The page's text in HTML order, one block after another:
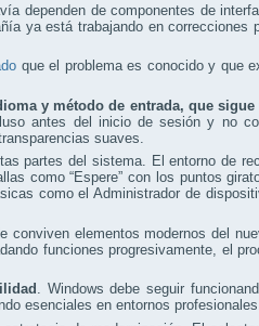
dependen de componentes de
ya está trabajando en correcciones
que el problema es conocido y que
y método de entrada, que
antes del inicio de sesión y no
suaves.
partes del sistema. El entorno de
como “Espere” con los puntos
como el Administrador de
conviven elementos modernos del
funciones progresivamente, el
. Windows debe seguir
esenciales en entornos